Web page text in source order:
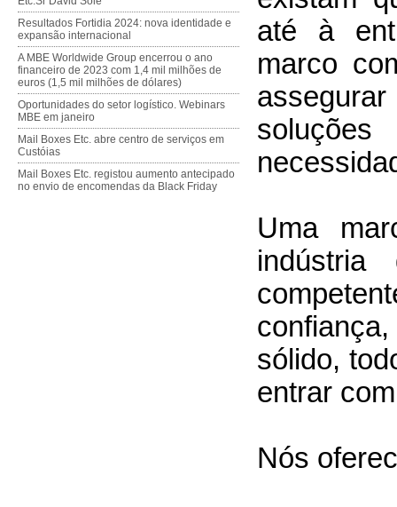
Resultados Fortidia 2024: nova identidade e
expansão internacional
A MBE Worldwide Group encerrou o ano
financeiro de 2023 com 1,4 mil milhões de
euros (1,5 mil milhões de dólares)
Oportunidades do setor logístico. Webinars
MBE em janeiro
Mail Boxes Etc. abre centro de serviços em
Custóias
Mail Boxes Etc. registou aumento antecipado
no envio de encomendas da Black Friday
até à
marco
Uma
indústria
sólido,
entrar
Nós